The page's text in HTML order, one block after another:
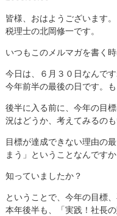
皆様、おはようございます。
税理士の北岡修一です。
いつもこのメルマガを書く
今日は、６月３０日なんです
今年前半の最後の日です。
後半に入る前に、今年の目
況はどうか、考えてみるのも
目標が達成できない理由の
まう」ということなんですか
知っていましたか？
ということで、今年の目標
本年後半も、「実践！社長